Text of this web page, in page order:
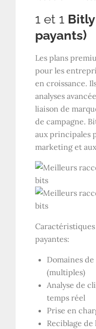
1 et 1
payants)
Les plans
pour les
en croissance.
analyses
liaison de
de campagne.
aux principales
marketing et
payantes:
Domaines
(multiples)
Analyse de
temps réel
Prise en
Reciblage de